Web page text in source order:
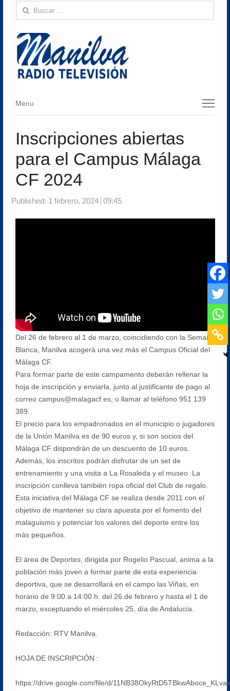
Buscar:
Menu
Menu
Inscripciones abiertas
para el Campus Málaga
CF 2024
Published: 1 febrero, 2024 09:45
Del 26 de febrero al 1 de marzo, coincidiendo con la Semana
Blanca, Manilva acogerá una vez más el Campus Oficial del
Málaga CF.
Para formar parte de este campamento deberán rellenar la
hoja de inscripción y enviarla, junto al justificante de pago al
correo campus@malagacf.es, o llamar al teléfono 951 139
389.
El precio para los empadronados en el municipio o jugadores
de la Unión Manilva es de 90 euros y, si son socios del
Málaga CF dispondrán de un descuento de 10 euros.
Además, los inscritos podrán disfrutar de un set de
entrenamiento y una visita a La Rosaleda y el museo. La
inscripción conlleva también ropa oficial del Club de regalo.
Esta iniciativa del Málaga CF se realiza desde 2011 con el
objetivo de mantener su clara apuesta por el fomento del
malaguismo y potenciar los valores del deporte entre los
más pequeños.
El área de Deportes, dirigida por Rogelio Pascual, anima a la
población más joven a formar parte de esta experiencia
deportiva, que se desarrollará en el campo las Viñas, en
horario de 9:00 a 14:00 h. del 26 de febrero y hasta el 1 de
marzo, exceptuando el miércoles 25, día de Andalucía.
Redacción: RTV Manilva.
HOJA DE INSCRIPCIÓN :
https://drive.google.com/file/d/